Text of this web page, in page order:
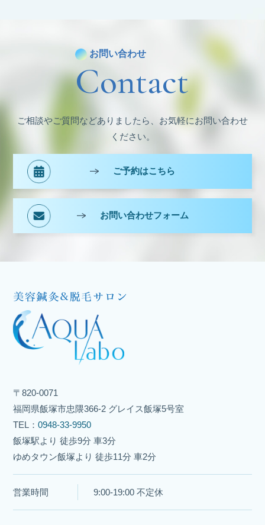
お問い合わせ
Contact
ご相談やご質問などありましたら、お気軽にお問い合わせ
ください。
ご予約はこちら
お問い合わせフォーム
〒820-0071
福岡県飯塚市忠隈366-2 グレイス飯塚5号室
TEL：0948-33-9950
飯塚駅より 徒歩9分 車3分
ゆめタウン飯塚より 徒歩11分 車2分
営業時間 9:00-19:00 不定休